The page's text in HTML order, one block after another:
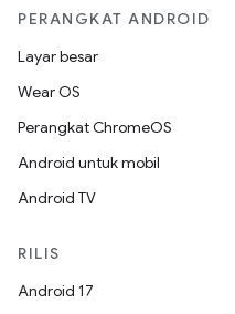
PERANGKAT ANDROID
Layar besar
Wear OS
Perangkat ChromeOS
Android untuk mobil
Android TV
RILIS
Android 17